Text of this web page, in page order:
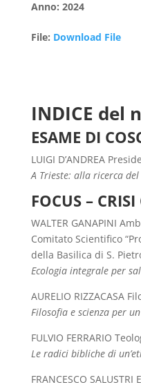
Anno: 2024
File: Download File
INDICE del
ESAME DI
LUIGI D’ANDREA
A Trieste: alla ricerca
FOCUS –
WALTER GANAPINI
Comitato Scientifico
della Basilica di S.
Ecologia integrale per
AURELIO RIZZACASA
Filosofia e scienza per
FULVIO FERRARIO
Le radici bibliche di
FRANCESCO